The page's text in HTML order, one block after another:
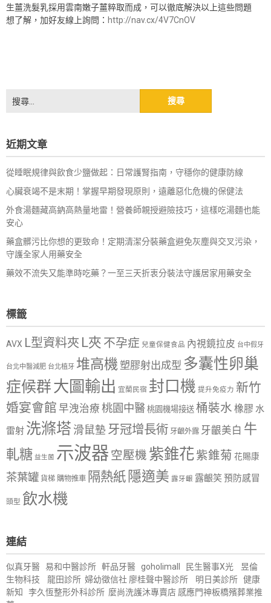
生薑洗髮乳採用雲南嫩子薑粹取而成，可以徹底解決以上這些問題
想了解，加好友線上詢問： http://nav.cx/4V7CnOV
尋
字:
近期文章
從睡眠規律與飲食少鹽做起：日常護腎指南，守穩你的健康防線
心臟衰竭不是末期！掌握早期發現原則，遠離惡化危機的保健法
外食湯麵藏高鈉高熱量地雷！營養師親授避險技巧，這樣吃湯麵也能
安心
藥盒髒污比你想的更致命！定期清潔分裝藥盒避免灰塵與交叉污染，
守護全家人用藥安全
藥效不流失又能準時吃藥？一至三天折衷分裝法守護居家用藥安全
標籤
AVX L型資料夾 L夾 不孕症 兒童保健食品 內視鏡拉皮 台中假牙
台北中醫減肥 台北植牙 堆高機塑膠射出成型 多囊性卵巢
症候群大圖輸出 宜蘭民宿 封口機 提升免疫力 新竹
婚宴會館 早洩治療 桃園中醫 桃園機場接送 桶裝水 橡膠 水
雷射 洗滌塔 滑鼠墊 牙冠增長術 牙齦外露 牙齦美白 牛
軋糖 益生菌 示波器 空壓機 紫錐花紫錐菊 花賜康
茶葉罐 貨梯 購物推車 隔熱紙 隱適美 露牙齦 露齦笑預防感冒
頭型 飲水機
連結
似真牙醫 易和中醫診所 軒品牙醫 goholimall 民生醫事X光
昱倫
生物科技
龍田診所 婦幼徵信社 廖桂聲中醫診所 明日美診所 健康
新知
李久恆整形外科診所 麼尚洗護沐專賣店 感應門神板橋殯葬業推